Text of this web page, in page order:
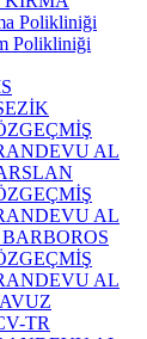
Polikliniği
Polikliniği
AL
AL
BARBOROS
AL
TR